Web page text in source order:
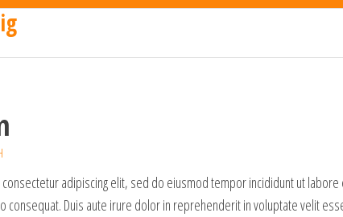
adipiscing elit, sed do eiusmod tempor incididunt ut
consequat. Duis aute irure dolor in reprehenderit in voluptate velit